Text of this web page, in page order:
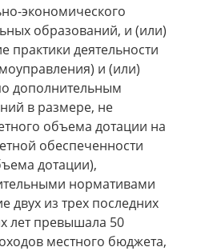
экономического
образований, и (или)
деятельности
и (или)
дополнительным
в размере, не
объема дотации на
обеспеченности
дотации),
нормативами
двух из трех последних
лет превышала 50
местного бюджета,